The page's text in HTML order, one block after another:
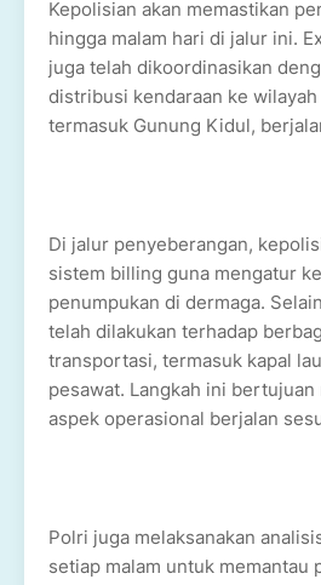
Kepolisian akan memastikan
hingga malam hari di jalur ini.
juga telah dikoordinasikan
distribusi kendaraan ke
termasuk Gunung Kidul,
Di jalur penyeberangan,
sistem billing guna mengatur
penumpukan di dermaga.
telah dilakukan terhadap
transportasi, termasuk kapal
pesawat. Langkah ini
aspek operasional berjalan
Polri juga melaksanakan
setiap malam untuk memantau